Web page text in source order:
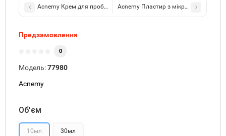
Acnemy Крем для проблемної шкіри ZITCONTROL 10мл
Acnemy Пластир з мікроголками для
Предзамовлення
0
Модель:77980
Acnemy
Об'єм
10мл 30мл